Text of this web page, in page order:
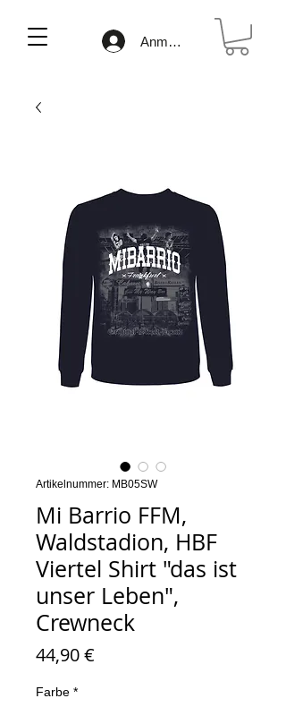
Anmelden
Artikelnummer: MB05SW
Mi Barrio FFM,
Waldstadion, HBF
Viertel Shirt "das ist
unser Leben",
Crewneck
44,90 €
Farbe *